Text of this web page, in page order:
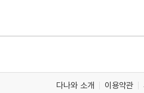
다나와 소개 이용약관